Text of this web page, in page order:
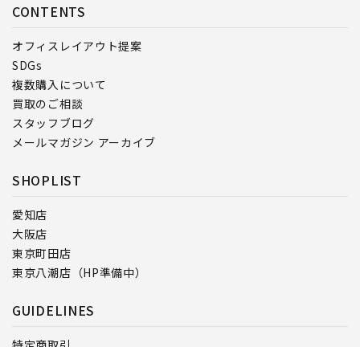
CONTENTS
オフィスレイアウト提案
SDGs
複数購入について
買取のご相談
スタッフブログ
メールマガジン アーカイブ
SHOPLIST
愛知店
大阪店
東京町田店
東京八潮店（HP準備中）
GUIDELINES